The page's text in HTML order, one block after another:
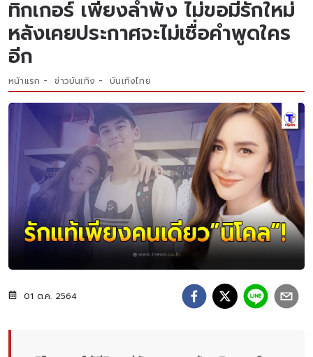
ทิกเกอร์ เพียงลำพัง ไม่ขอมีรักใหม่
หลังเคยประกาศจะไม่เชื่อคำพูดใคร
อีก
หน้าแรก ข่าวบันเทิง บันเทิงไทย
01 ต.ค. 2564